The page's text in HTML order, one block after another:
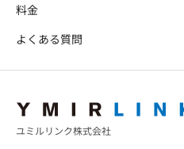
料金
よくある質問
ユミルリンク株式会社